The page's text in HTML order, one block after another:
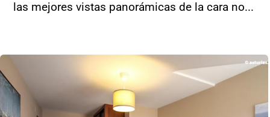
las mejores vistas panorámicas de la cara no...